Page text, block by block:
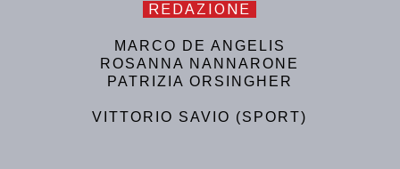
REDAZIONE
MARCO DE ANGELIS
ROSANNA NANNARONE
PATRIZIA ORSINGHER
VITTORIO SAVIO (SPORT)